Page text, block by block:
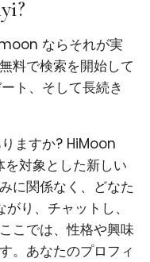
ならそれが実
料で検索を開始して
ト、そして長続き
ますか? HiMoon
対象とした新しい
に関係なく、どなた
り、チャットし、
こでは、性格や興味
。あなたのプロフィ